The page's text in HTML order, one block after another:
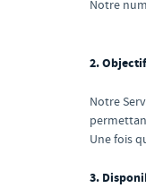
Notre
2. Objectif
Notre
Une fois
3.